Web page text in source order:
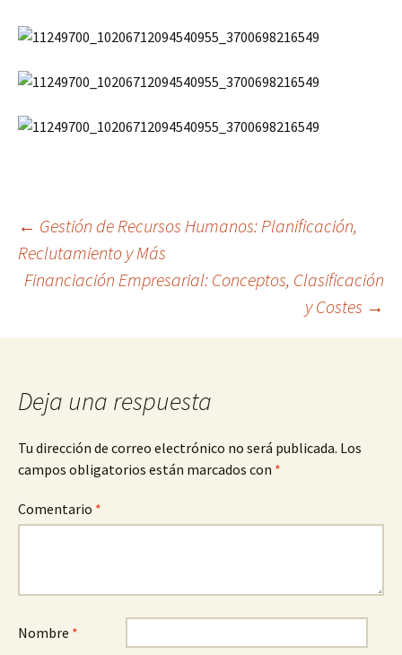
Navegación
de
entradas
← Gestión de Recursos Humanos: Planificación,
Reclutamiento y Más
Financiación Empresarial: Conceptos, Clasificación
y Costes →
Deja una respuesta
Tu dirección de correo electrónico no será publicada. Los
campos obligatorios están marcados con *
Comentario *
Nombre *